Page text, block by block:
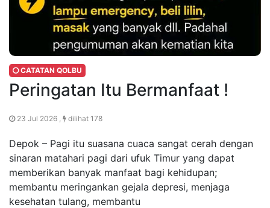
CATATAN QOLBU
Peringatan Itu Bermanfaat !
23 Jul 2026 , dilihat 178
Depok – Pagi itu suasana cuaca sangat cerah dengan
sinaran matahari pagi dari ufuk Timur yang dapat
memberikan banyak manfaat bagi kehidupan;
membantu meringankan gejala depresi, menjaga
kesehatan tulang, membantu